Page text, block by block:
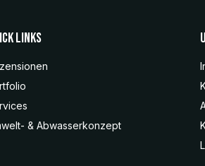
Links
& Abwasserkonzept